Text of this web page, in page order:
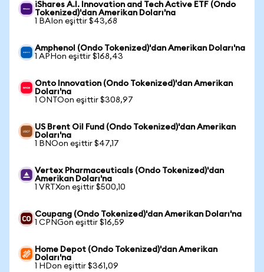
iShares A.I. Innovation and Tech Active ETF (Ondo
Tokenized)'dan Amerikan Doları'na
1 BAIon eşittir $43,68
Amphenol (Ondo Tokenized)'dan Amerikan Doları'na
1 APHon eşittir $168,43
Onto Innovation (Ondo Tokenized)'dan Amerikan
Doları'na
1 ONTOon eşittir $308,97
US Brent Oil Fund (Ondo Tokenized)'dan Amerikan
Doları'na
1 BNOon eşittir $47,17
Vertex Pharmaceuticals (Ondo Tokenized)'dan
Amerikan Doları'na
1 VRTXon eşittir $500,10
Coupang (Ondo Tokenized)'dan Amerikan Doları'na
1 CPNGon eşittir $16,59
Home Depot (Ondo Tokenized)'dan Amerikan
Doları'na
1 HDon eşittir $361,09